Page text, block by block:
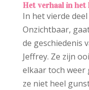
Het verhaal in het
In het vierde
Onzichtbaar,
de geschiedenis
Jeffrey. Ze zijn
elkaar toch weer
ze niet heel